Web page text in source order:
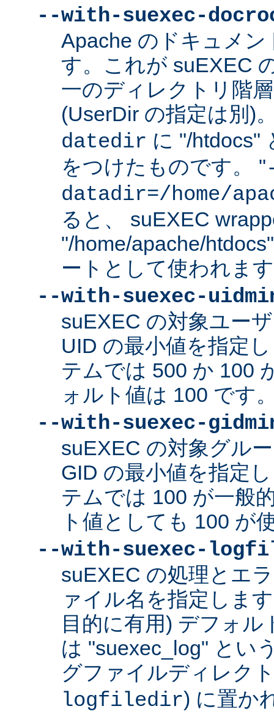
--with-suexec-
Apache のドキュメ
す。これが suEXEC
一のディレクトリ階
(UserDir の指定は別)
datedir に "/htdocs"
をつけたものです。 "
datadir=/home/
ると、 suEXEC
"/home/apache/
ートとして使われま
--with-suexec-
suEXEC の対象ユー
UID の最小値を指定
テムでは 500 か 100
ォルト値は 100 です
--with-suexec-
suEXEC の対象グル
GID の最小値を指定
テムでは 100 が一般
ト値としても 100 が
--with-suexec-
suEXEC の処理とエ
ァイル名を指定しま
目的に有用) デフォ
は "suexec_log" とい
グファイルディレク
logfiledir) に置か